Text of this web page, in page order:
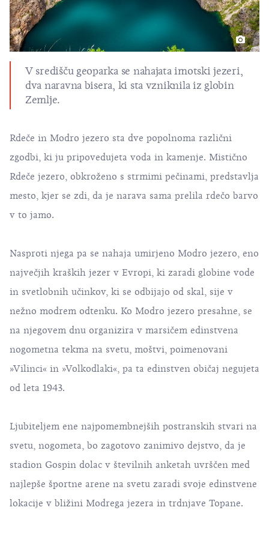
V središču geoparka se nahajata imotski jezeri,
dva naravna bisera, ki sta vzniknila iz globin
Zemlje.
Rdeče in Modro jezero sta dve popolnoma različni
zgodbi, ki ju pripovedujeta voda in kamenje. Mistično
Rdeče jezero, obkroženo s strmimi pečinami, predstavlja
mesto, kjer se zdi, da je narava sama prelila rdečo barvo
v to jamo.
Nasproti njega pa se nahaja umirjeno Modro jezero, eno
največjih kraških jezer v Evropi, ki zaradi globine vode
in svetlobnih učinkov, ki se odbijajo od skal, sije v
nežno modrem odtenku. Ko Modro jezero presahne, se
na njegovem dnu organizira v marsičem edinstvena
nogometna tekma na svetu, moštvi, poimenovani
»Vilinci« in »Volkodlaki«, pa ta edinstven običaj negujeta
od leta 1943.
Ljubiteljem ene najpomembnejših postranskih stvari na
svetu, nogometa, bo zagotovo zanimivo dejstvo, da je
stadion Gospin dolac v številnih anketah uvrščen med
najlepše športne arene na svetu zaradi svoje edinstvene
lokacije v bližini Modrega jezera in trdnjave Topane.